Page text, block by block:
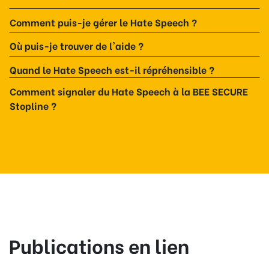
Comment puis-je gérer le Hate Speech ?
Où puis-je trouver de l'aide ?
Quand le Hate Speech est-il répréhensible ?
Comment signaler du Hate Speech à la BEE SECURE
Stopline ?
Publications en lien